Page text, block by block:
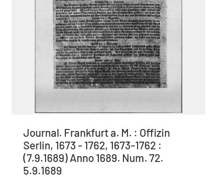
Journal. Frankfurt a. M. : Offizin
Serlin, 1673 - 1762, 1673-1762 :
(7.9.1689) Anno 1689. Num. 72.
5.9.1689